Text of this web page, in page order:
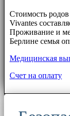
Стоимость
Vivantes
Проживание и
Берлине семья
Медицинская
Счет на оплату